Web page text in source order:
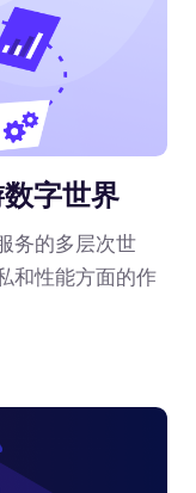
字世界
务的多层次世
和性能方面的作